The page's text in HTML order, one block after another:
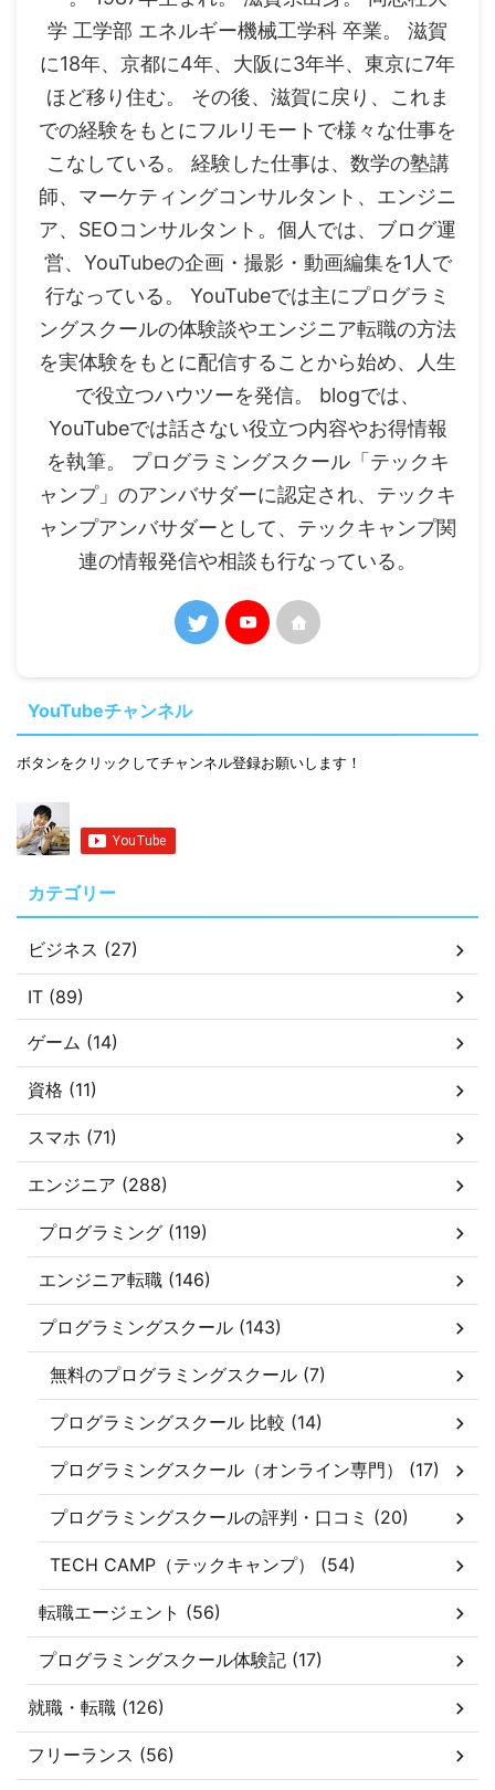
学 工学部 エネルギー機械工学科 卒業。 滋賀
に18年、京都に4年、大阪に3年半、東京に7年
ほど移り住む。 その後、滋賀に戻り、これま
での経験をもとにフルリモートで様々な仕事を
こなしている。 経験した仕事は、数学の塾講
師、マーケティングコンサルタント、エンジニ
ア、SEOコンサルタント。個人では、ブログ運
営、YouTubeの企画・撮影・動画編集を1人で
行なっている。 YouTubeでは主にプログラミ
ングスクールの体験談やエンジニア転職の方法
を実体験をもとに配信することから始め、人生
で役立つハウツーを発信。 blogでは、
YouTubeでは話さない役立つ内容やお得情報
を執筆。 プログラミングスクール「テックキ
ャンプ」のアンバサダーに認定され、テックキ
ャンプアンバサダーとして、テックキャンプ関
連の情報発信や相談も行なっている。
YouTubeチャンネル
ボタンをクリックしてチャンネル登録お願いします！
カテゴリー
ビジネス (27)
IT (89)
ゲーム (14)
資格 (11)
スマホ (71)
エンジニア (288)
プログラミング (119)
エンジニア転職 (146)
プログラミングスクール (143)
無料のプログラミングスクール (7)
プログラミングスクール 比較 (14)
プログラミングスクール（オンライン専門） (17)
プログラミングスクールの評判・口コミ (20)
TECH CAMP（テックキャンプ） (54)
転職エージェント (56)
プログラミングスクール体験記 (17)
就職・転職 (126)
フリーランス (56)